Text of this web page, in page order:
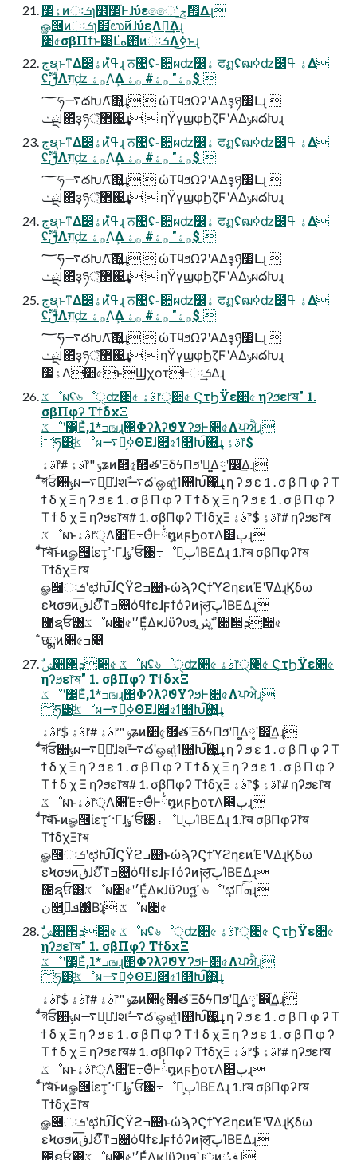
෼ۀͷઃܭɿ໾ׂ෼ׂͰɺύεෛՙ࡟ݮ͢Δɻ
ௐ੔ͷઃܭɿ໾ׂಉ࢜ͷɺύε࣭Λྑ͘͢Δɻ
૊৫σβΠϯͱ͸Լه̎఺ͷઃܭΛߦ͏͜ͱɻ
جຊͱͳΔ෼ۀͷߟ͑ํɻ ਨ௚ʢ֊૚ผʣ෼ۀ ਫฏʢฒߦʣ෼ۀ ߟ͑Δ
ʢࢦࣔΛग़͢ʣ ࡞ۀΛ͢Δ ࡞ۀ" ࡞ۀ# ࡞ۀ$ 
؅ཧ࠷దԽΛ͠΍͍͢ɻ  ώΤϥϧΩʔʹΑΔҙཉ௿Լɻ 
ࡋྔݖ΋ͪҙཉ޲্͠΍͍͢ɻ  ηΫγϣφϦζϜʹΑΔݸผదԽɻ
جຊͱͳΔ෼ۀͷߟ͑ํɻ ਨ௚ʢ֊૚ผʣ෼ۀ ਫฏʢฒߦʣ෼ۀ ߟ͑Δ
ʢࢦࣔΛग़͢ʣ ࡞ۀΛ͢Δ ࡞ۀ" ࡞ۀ# ࡞ۀ$ 
؅ཧ࠷దԽΛ͠΍͍͢ɻ  ώΤϥϧΩʔʹΑΔҙཉ௿Լɻ 
ࡋྔݖ΋ͪҙཉ޲্͠΍͍͢ɻ  ηΫγϣφϦζϜʹΑΔݸผదԽɻ
جຊͱͳΔ෼ۀͷߟ͑ํɻ ਨ௚ʢ֊૚ผʣ෼ۀ ਫฏʢฒߦʣ෼ۀ ߟ͑Δ
ʢࢦࣔΛग़͢ʣ ࡞ۀΛ͢Δ ࡞ۀ" ࡞ۀ# ࡞ۀ$ 
؅ཧ࠷దԽΛ͠΍͍͢ɻ  ώΤϥϧΩʔʹΑΔҙཉ௿Լɻ 
ࡋྔݖ΋ͪҙཉ޲্͠΍͍͢ɻ  ηΫγϣφϦζϜʹΑΔݸผదԽɻ
جຊͱͳΔ෼ۀͷߟ͑ํɻ ਨ௚ʢ֊૚ผʣ෼ۀ ਫฏʢฒߦʣ෼ۀ ߟ͑Δ
ʢࢦࣔΛग़͢ʣ ࡞ۀΛ͢Δ ࡞ۀ" ࡞ۀ# ࡞ۀ$ 
؅ཧ࠷దԽΛ͠΍͍͢ɻ  ώΤϥϧΩʔʹΑΔҙཉ௿Լɻ 
ࡋྔݖ΋ͪҙཉ޲্͠΍͍͢ɻ  ηΫγϣφϦζϜʹΑΔݸผదԽɻ
෼ۀΛ૊৫ͱϢχοτͰઃܭ͢Δɻ
ػೳผʢ৬ೳੑʣ૊৫ ࣄۀ෦੍૊৫ ϚτϦΫε૊৫ ηʔϧε෦ॺ" 1.
σβΠφʔ ΤϯδχΞ
ػೳʹ෼͔Εͯ,1*ߏஙɻ΢ΦʔλʔϑΥʔϧͰ૊৫Λਪਐɻ
؅ཧ͸ָ͕ͩػೳผ࠷ద͕ߦΘΕɺ૊৫ߗ௚Խ͠΍͍͢ɻ ࣄۀ෦$
ࣄۀ෦# ࣄۀ෦" ݸʑͷ૊৫͕ࣗ཯తʹΞδϟΠϧʹಈ͚Δ༷ʹ෼ׂ͢Δɻ
ͨͩ͠গਓ਺ݸผ࠷ద͕૿͑ɺશࣾ࠷దʹஔ͍ͯߗ௚Խ͠΍͍͢ɻ η ʔ ϧ ε 1 . σ β Π φ ʔ Τ
ϯ δ χ Ξ η ʔ ϧ ε 1 . σ β Π φ ʔ Τ ϯ δ χ Ξ η ʔ ϧ ε 1 . σ β Π φ ʔ
Τ ϯ δ χ Ξ ηʔϧε෦ॺ# 1. σβΠφʔ ΤϯδχΞ ࣄۀ෦$ ࣄۀ෦# ηʔϧε෦ॺ
ػೳผͱࣄۀ෦੍Λ૊Έ߹ΘͤͰ྆໘ͷϝϦοτΛ௥ٻɻ
ͨͩ͠෦ॺ͝ͱͷௐ੔ίετ͕ߴ·Γɺߴ͍ݸਓ઀߹ೳྗ͕ٻΊΒΕΔɻ 1.෦ॺ σβΠφʔ෦ॺ
ΤϯδχΞ෦ॺ
ௐ੔ઃܭʹಛԽ͠ɺϚΫϩߏ଄ͱώϡʔϚϯϓϩηεͷΈʹߜΔɻϏδω
εϞσϧͷڧ͞ɺઈົͳߏ଄όϥϯεɺϝϯόʔͷ༏ल͕͞ٻΊΒΕΔɻ
೔ຊਓ͸ػೳผ૊৫ʹ׳Ε͍ͯΔҝɺϋʔυϧ͕ߴ͍ ࣗݾ૊੒ܕ૊৫
̐छྨͷ૊৫ߏ଄
ηʔϧε෦ॺ" 1. σβΠφʔ ΤϯδχΞ
ػೳʹ෼͔Εͯ,1*ߏஙɻ΢ΦʔλʔϑΥʔϧͰ૊৫Λਪਐɻ
؅ཧ͸ָ͕ͩػೳผ࠷ద͕ߦΘΕɺ૊৫ߗ௚Խ͠΍͍͢ɻ
ࣄۀ෦$ ࣄۀ෦# ࣄۀ෦" ݸʑͷ૊৫͕ࣗ཯తʹΞδϟΠϧʹಈ͚Δ༷ʹ෼ׂ͢Δɻ
ͨͩ͠গਓ਺ݸผ࠷ద͕૿͑ɺશࣾ࠷దʹஔ͍ͯߗ௚Խ͠΍͍͢ɻ η ʔ ϧ ε 1 . σ β Π φ ʔ Τ
ϯ δ χ Ξ η ʔ ϧ ε 1 . σ β Π φ ʔ Τ ϯ δ χ Ξ η ʔ ϧ ε 1 . σ β Π φ ʔ
Τ ϯ δ χ Ξ ηʔϧε෦ॺ# 1. σβΠφʔ ΤϯδχΞ ࣄۀ෦$ ࣄۀ෦# ηʔϧε෦ॺ
ػೳผͱࣄۀ෦੍Λ૊Έ߹ΘͤͰ྆໘ͷϝϦοτΛ௥ٻɻ
ͨͩ͠෦ॺ͝ͱͷௐ੔ίετ͕ߴ·Γɺߴ͍ݸਓ઀߹ೳྗ͕ٻΊΒΕΔɻ 1.෦ॺ σβΠφʔ෦ॺ
ΤϯδχΞ෦ॺ
ௐ੔ઃܭʹಛԽ͠ɺϚΫϩߏ଄ͱώϡʔϚϯϓϩηεͷΈʹߜΔɻϏδω
εϞσϧͷڧ͞ɺઈົͳߏ଄όϥϯεɺϝϯόʔͷ༏ल͕͞ٻΊΒΕΔɻ
೔ຊਓ͸ػೳผ૊৫ʹ׳Ε͍ͯΔҝɺϋʔυϧ͕ߴ͍ ৬ೳʹಛԽͨ͠ܗɻ
ن໛ܦࡁ͕͸ͨΒ͘ɻ ػೳผ૊৫
ηʔϧε෦ॺ" 1. σβΠφʔ ΤϯδχΞ
ػೳʹ෼͔Εͯ,1*ߏஙɻ΢ΦʔλʔϑΥʔϧͰ૊৫Λਪਐɻ
؅ཧ͸ָ͕ͩػೳผ࠷ద͕ߦΘΕɺ૊৫ߗ௚Խ͠΍͍͢ɻ
ࣄۀ෦$ ࣄۀ෦# ࣄۀ෦" ݸʑͷ૊৫͕ࣗ཯తʹΞδϟΠϧʹಈ͚Δ༷ʹ෼ׂ͢Δɻ
ͨͩ͠গਓ਺ݸผ࠷ద͕૿͑ɺશࣾ࠷దʹஔ͍ͯߗ௚Խ͠΍͍͢ɻ η ʔ ϧ ε 1 . σ β Π φ ʔ Τ
ϯ δ χ Ξ η ʔ ϧ ε 1 . σ β Π φ ʔ Τ ϯ δ χ Ξ η ʔ ϧ ε 1 . σ β Π φ ʔ
Τ ϯ δ χ Ξ ηʔϧε෦ॺ# 1. σβΠφʔ ΤϯδχΞ ࣄۀ෦$ ࣄۀ෦# ηʔϧε෦ॺ
ػೳผͱࣄۀ෦੍Λ૊Έ߹ΘͤͰ྆໘ͷϝϦοτΛ௥ٻɻ
ͨͩ͠෦ॺ͝ͱͷௐ੔ίετ͕ߴ·Γɺߴ͍ݸਓ઀߹ೳྗ͕ٻΊΒΕΔɻ 1.෦ॺ σβΠφʔ෦ॺ
ΤϯδχΞ෦ॺ
ௐ੔ઃܭʹಛԽ͠ɺϚΫϩߏ଄ͱώϡʔϚϯϓϩηεͷΈʹߜΔɻϏδω
εϞσϧͷڧ͞ɺઈົͳߏ଄όϥϯεɺϝϯόʔͷ༏ल͕͞ٻΊΒΕΔɻ
೔ຊਓ͸ػೳผ૊৫ʹ׳Ε͍ͯΔҝɺϋʔυϧ͕ߴ͍ ॎͷྗֶ͕ڧ͘ɺ